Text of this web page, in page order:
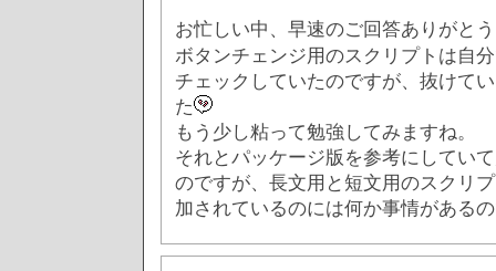
お忙しい中、早速のご回答ありがと
ボタンチェンジ用のスクリプトは自
チェックしていたのですが、抜けて
た
もう少し粘って勉強してみますね。
それとパッケージ版を参考にしてい
のですが、長文用と短文用のスクリ
加されているのには何か事情がある